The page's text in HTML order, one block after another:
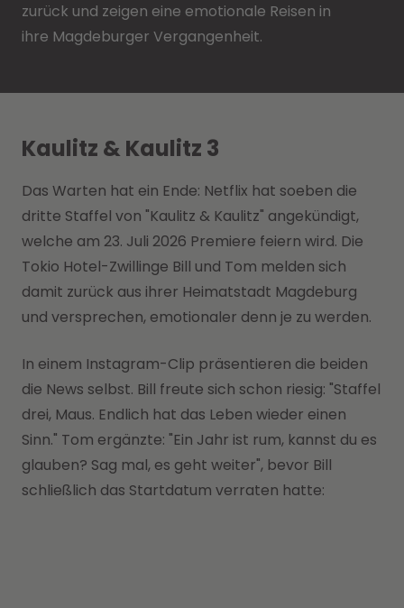
zurück und zeigen eine emotionale Reisen in
ihre Magdeburger Vergangenheit.
Kaulitz & Kaulitz 3
Das Warten hat ein Ende: Netflix hat soeben die
dritte Staffel von "Kaulitz & Kaulitz" angekündigt,
welche am 23. Juli 2026 Premiere feiern wird. Die
Tokio Hotel-Zwillinge Bill und Tom melden sich
damit zurück aus ihrer Heimatstadt Magdeburg
und versprechen, emotionaler denn je zu werden.
In einem Instagram-Clip präsentieren die beiden
die News selbst. Bill freute sich schon riesig: "Staffel
drei, Maus. Endlich hat das Leben wieder einen
Sinn." Tom ergänzte: "Ein Jahr ist rum, kannst du es
glauben? Sag mal, es geht weiter", bevor Bill
schließlich das Startdatum verraten hatte: